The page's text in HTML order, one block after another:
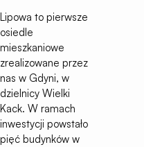
Lipowa to pierwsze
osiedle
mieszkaniowe
zrealizowane przez
nas w Gdyni, w
dzielnicy Wielki
Kack. W ramach
inwestycji powstało
pięć budynków w